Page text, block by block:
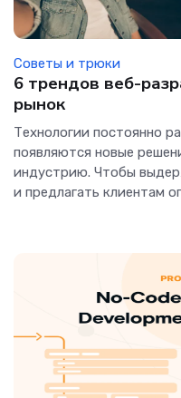
Советы и трюки
6 трендов веб-
рынок
Технологии постоянно
появляются новые
индустрию. Чтобы
и предлагать клиентам